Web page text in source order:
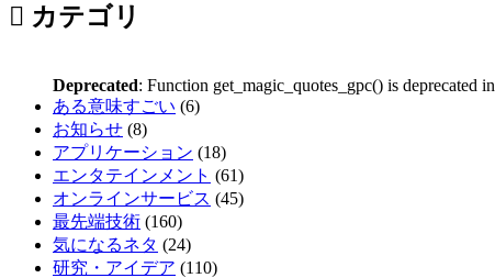
カテゴリ
Deprecated: Function get_magic_quotes_gpc() is deprecated in
ある意味すごい (6)
お知らせ (8)
アプリケーション (18)
エンタテインメント (61)
オンラインサービス (45)
最先端技術 (160)
気になるネタ (24)
研究・アイデア (110)